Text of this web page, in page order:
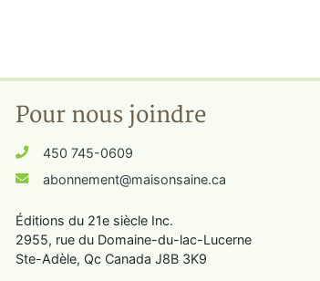
Pour nous joindre
450 745-0609
abonnement@maisonsaine.ca
Éditions du 21e siècle Inc.
2955, rue du Domaine-du-lac-Lucerne
Ste-Adèle, Qc Canada J8B 3K9